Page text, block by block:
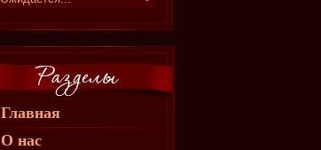
Главная
О нас